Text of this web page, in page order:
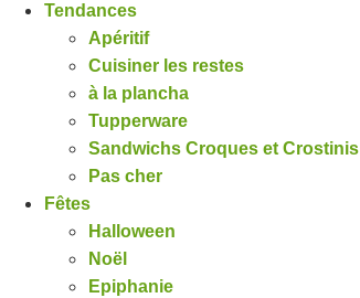
Tendances
Apéritif
Cuisiner les restes
à la plancha
Tupperware
Sandwichs Croques et Crostinis
Pas cher
Fêtes
Halloween
Noël
Epiphanie